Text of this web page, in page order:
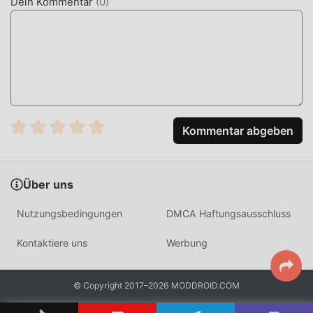
Kommentar abgeben
Über uns
Nutzungsbedingungen DMCA Haftungsausschluss
Kontaktiere uns Werbung
© Copyright 2017–2026 MODDROID.COM